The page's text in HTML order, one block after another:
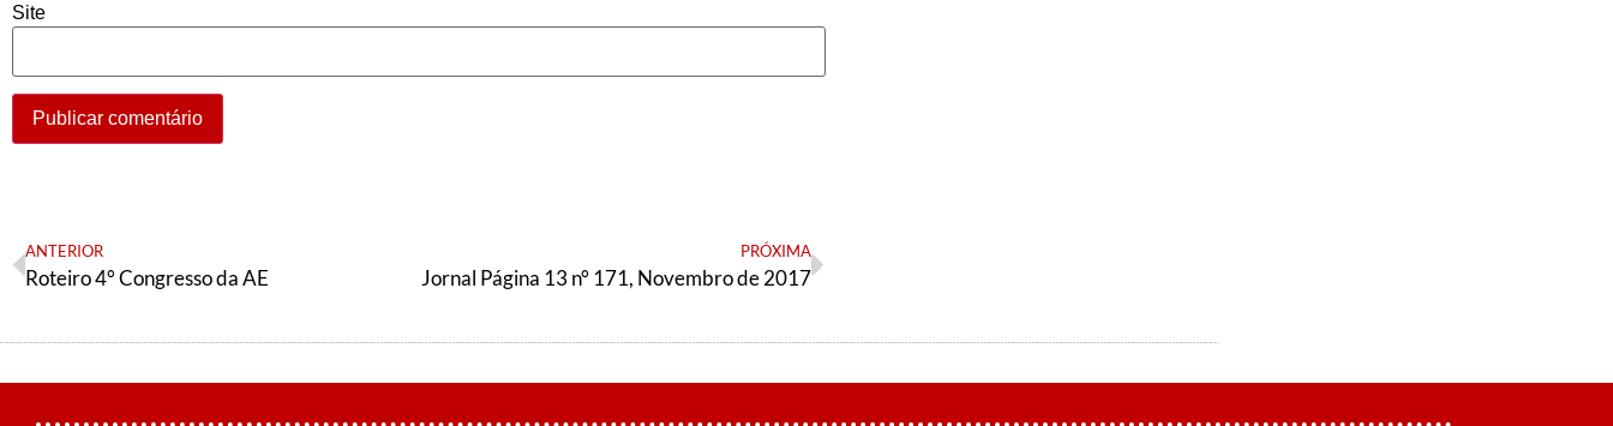
Site
ANTERIOR
Roteiro 4° Congresso da AE
PRÓXIMA
Jornal Página 13 n° 171, Novembro de 2017